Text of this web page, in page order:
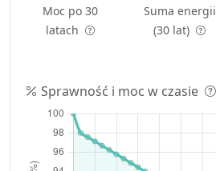
Moc po 30
latach
Suma energii
(30 lat)
Sprawność i moc w czasie